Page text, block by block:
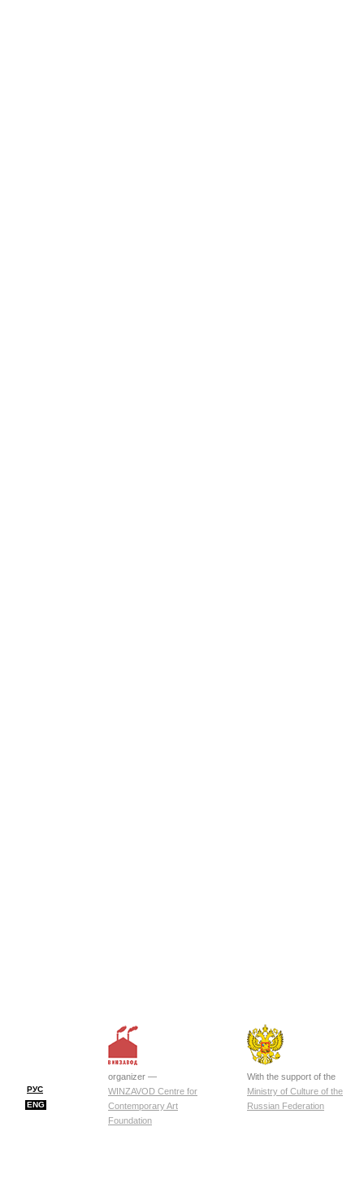
РУС
ENG
organizer —
WINZAVOD Centre for
Contemporary Art
Foundation
With the support of the
Ministry of Culture of the
Russian Federation